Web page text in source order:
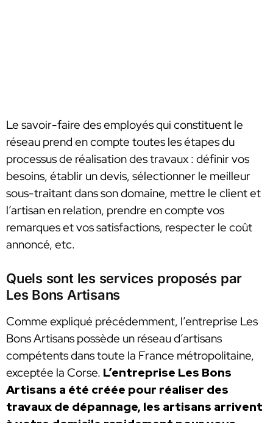
Le savoir-faire des employés qui constituent le
réseau prend en compte toutes les étapes du
processus de réalisation des travaux : définir vos
besoins, établir un devis, sélectionner le meilleur
sous-traitant dans son domaine, mettre le client et
l’artisan en relation, prendre en compte vos
remarques et vos satisfactions, respecter le coût
annoncé, etc.
Quels sont les services proposés par
Les Bons Artisans
Comme expliqué précédemment, l’entreprise Les
Bons Artisans possède un réseau d’artisans
compétents dans toute la France métropolitaine,
exceptée la Corse. L’entreprise Les Bons
Artisans a été créée pour réaliser des
travaux de dépannage, les artisans arrivent